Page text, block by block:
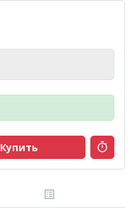
Купить